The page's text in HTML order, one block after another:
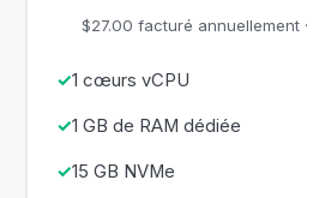
$27.00 facturé annuellement ·
1 cœurs vCPU
1 GB de RAM dédiée
15 GB NVMe